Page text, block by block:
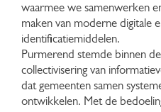
waarmee we samenwerken
maken van moderne digitale
identificatiemiddelen.
Purmerend stemde binnen
collectivisering van
dat gemeenten samen
ontwikkelen. Met de